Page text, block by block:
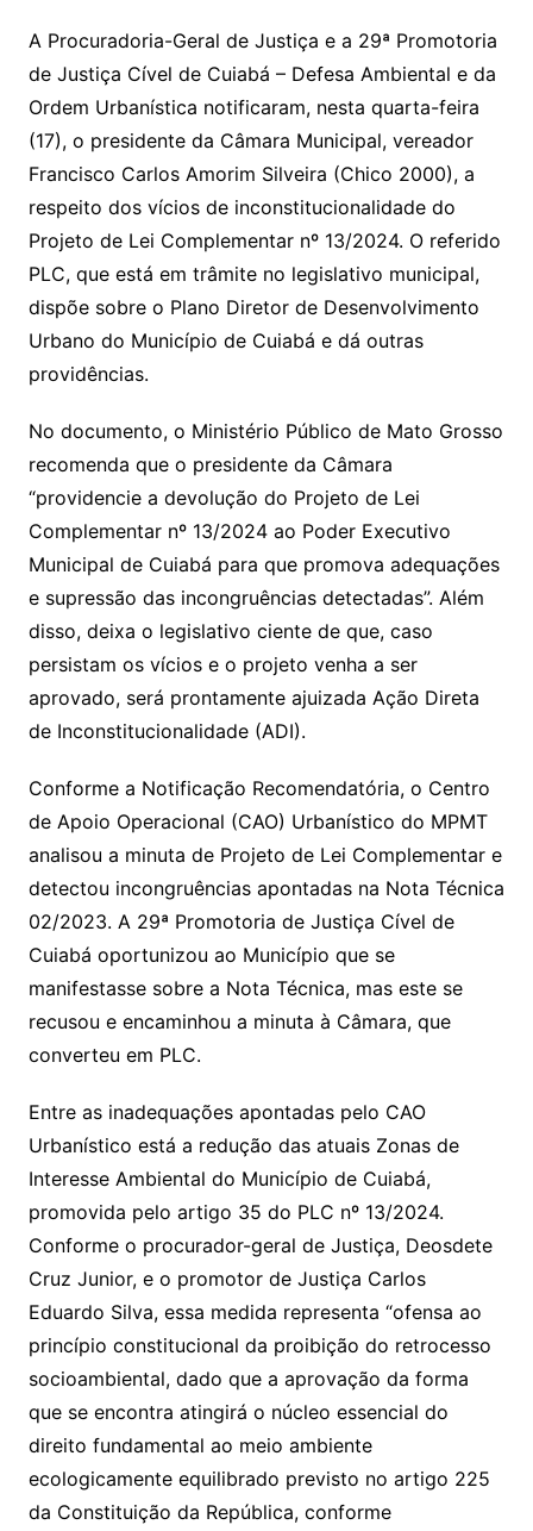
Li
n
k
A
p
p
a
m
dI
n
e
Cl
a
s
sr
o
o
m
s
a
g
e
o
k.
c
o
m
p
e
o
o
M
ai
l
a
d
s
l
e
A Procuradoria-Geral de Justiça e a 29ª Promotoria
de Justiça Cível de Cuiabá – Defesa Ambiental e da
Ordem Urbanística notificaram, nesta quarta-feira
(17), o presidente da Câmara Municipal, vereador
Francisco Carlos Amorim Silveira (Chico 2000), a
respeito dos vícios de inconstitucionalidade do
Projeto de Lei Complementar nº 13/2024. O referido
PLC, que está em trâmite no legislativo municipal,
dispõe sobre o Plano Diretor de Desenvolvimento
Urbano do Município de Cuiabá e dá outras
providências.
No documento, o Ministério Público de Mato Grosso
recomenda que o presidente da Câmara
“providencie a devolução do Projeto de Lei
Complementar nº 13/2024 ao Poder Executivo
Municipal de Cuiabá para que promova adequações
e supressão das incongruências detectadas”. Além
disso, deixa o legislativo ciente de que, caso
persistam os vícios e o projeto venha a ser
aprovado, será prontamente ajuizada Ação Direta
de Inconstitucionalidade (ADI).
Conforme a Notificação Recomendatória, o Centro
de Apoio Operacional (CAO) Urbanístico do MPMT
analisou a minuta de Projeto de Lei Complementar e
detectou incongruências apontadas na Nota Técnica
02/2023. A 29ª Promotoria de Justiça Cível de
Cuiabá oportunizou ao Município que se
manifestasse sobre a Nota Técnica, mas este se
recusou e encaminhou a minuta à Câmara, que
converteu em PLC.
Entre as inadequações apontadas pelo CAO
Urbanístico está a redução das atuais Zonas de
Interesse Ambiental do Município de Cuiabá,
promovida pelo artigo 35 do PLC nº 13/2024.
Conforme o procurador-geral de Justiça, Deosdete
Cruz Junior, e o promotor de Justiça Carlos
Eduardo Silva, essa medida representa “ofensa ao
princípio constitucional da proibição do retrocesso
socioambiental, dado que a aprovação da forma
que se encontra atingirá o núcleo essencial do
direito fundamental ao meio ambiente
ecologicamente equilibrado previsto no artigo 225
da Constituição da República, conforme